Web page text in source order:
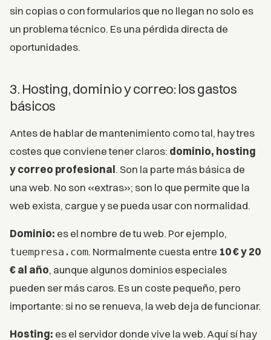
sin copias o con formularios que no llegan no solo es
un problema técnico. Es una pérdida directa de
oportunidades.
3. Hosting, dominio y correo: los gastos
básicos
Antes de hablar de mantenimiento como tal, hay tres
costes que conviene tener claros: dominio, hosting
y correo profesional. Son la parte más básica de
una web. No son «extras»; son lo que permite que la
web exista, cargue y se pueda usar con normalidad.
Dominio: es el nombre de tu web. Por ejemplo,
tuempresa.com. Normalmente cuesta entre 10 € y 20
€ al año, aunque algunos dominios especiales
pueden ser más caros. Es un coste pequeño, pero
importante: si no se renueva, la web deja de funcionar.
Hosting: es el servidor donde vive la web. Aquí sí hay